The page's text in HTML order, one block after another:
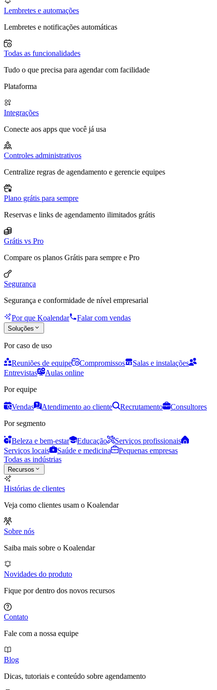
Lembretes e automações
Lembretes e notificações automáticas
Todas as funcionalidades
Tudo o que precisa para agendar com facilidade
Plataforma
Integrações
Conecte aos apps que você já usa
Controles administrativos
Centralize regras de agendamento e gerencie equipes
Plano grátis para sempre
Reservas e links de agendamento ilimitados grátis
Grátis vs Pro
Compare os planos Grátis para sempre e Pro
Segurança
Segurança e conformidade de nível empresarial
Por que Koalendar Falar com vendas
Soluções
Por caso de uso
Reuniões de equipe Compromissos
Salas e instalações
Entrevistas
Aulas online
Por equipe
Vendas Atendimento ao cliente Recrutamento
Consultores
Por segmento
Beleza e bem-estar Educação
Serviços profissionais
Serviços locais
Saúde e medicina
Pequenas empresas
Todas as indústrias
Recursos
Histórias de clientes
Veja como clientes usam o Koalendar
Sobre nós
Saiba mais sobre o Koalendar
Novidades do produto
Fique por dentro dos novos recursos
Contato
Fale com a nossa equipe
Blog
Dicas, tutoriais e conteúdo sobre agendamento